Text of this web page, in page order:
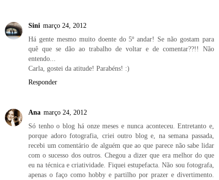
Sini março 24, 2012
Há gente mesmo muito doente do 5º andar! Se não gostam para
quê que se dão ao trabalho de voltar e de comentar??!! Não
entendo...
Carla, gostei da atitude! Parabéns! :)
Responder
Ana março 24, 2012
Só tenho o blog há onze meses e nunca aconteceu. Entretanto e,
porque adoro fotografia, criei outro blog e, na semana passada,
recebi um comentário de alguém que ao que parece não sabe lidar
com o sucesso dos outros. Chegou a dizer que era melhor do que
eu na técnica e criatividade. Fiquei estupefacta. Não sou fotografa,
apenas o faço como hobby e partilho por prazer e divertimento.